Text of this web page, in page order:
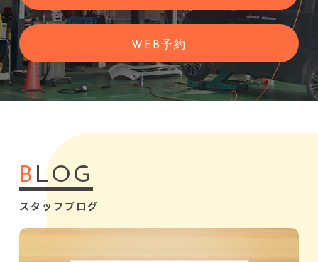
WEB予約
B LOG
スタッフブログ